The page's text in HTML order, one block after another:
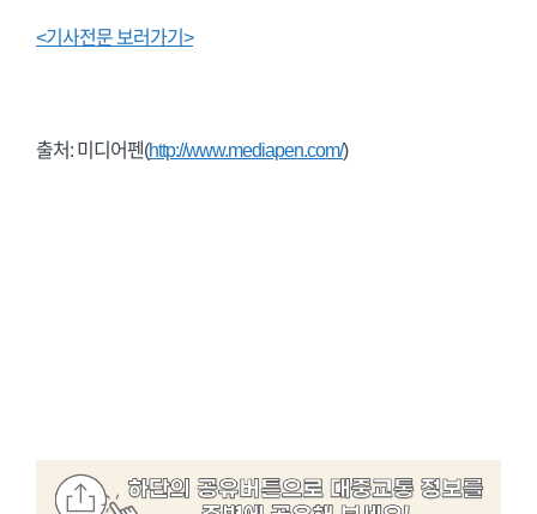
<기사전문 보러가기>
출처: 미디어펜(http://www.mediapen.com/)